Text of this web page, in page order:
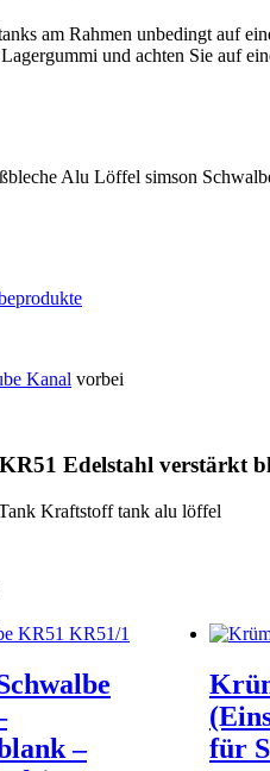
am Rahmen unbedingt auf
und achten Sie auf
Kanal vorbei
Edelstahl verstärkt
–
für